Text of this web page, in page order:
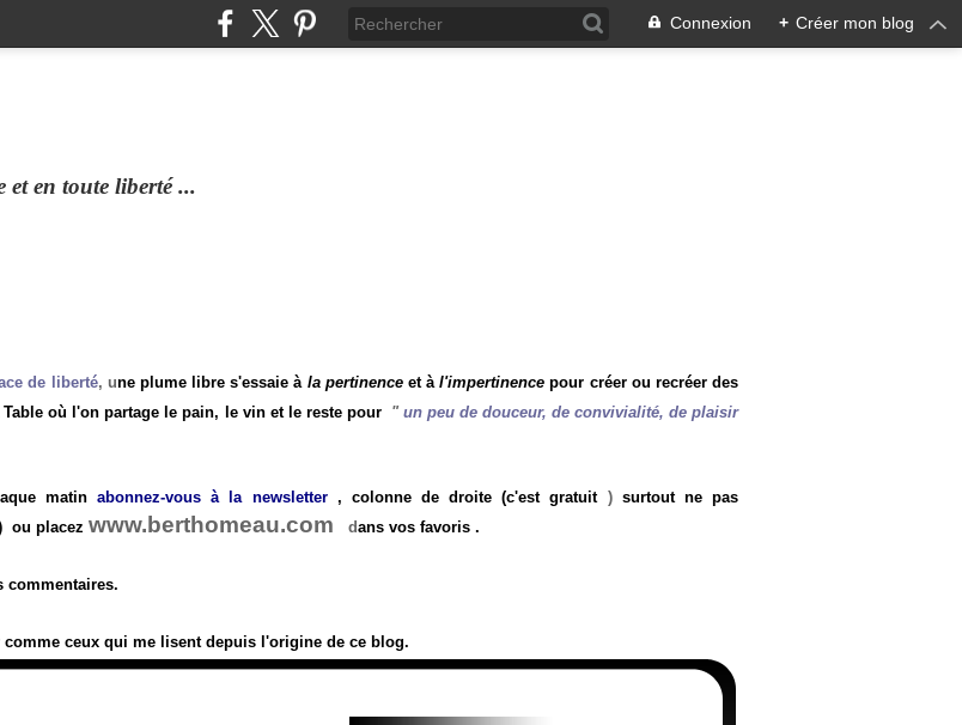
Connexion + Créer mon blog
et en toute liberté ...
de liberté, une plume libre s'essaie à la pertinenceet àl'impertinence pour créer ou recréer des
où l'on partage le pain, le vin et le reste pour "un peu de douceur, de convivialité, de plaisir
matinabonnez-vous à la newsletter, colonne de droite (c'est gratuit) surtout ne pas
ou placez www.berthomeau.com dans vos favoris .
commentaires.
ceux qui me lisent depuis l'origine de ce blog.